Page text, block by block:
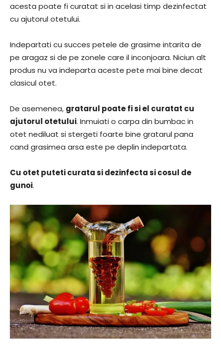
acesta poate fi curatat si in acelasi timp dezinfectat
cu ajutorul otetului.
Indepartati cu succes petele de grasime intarita de
pe aragaz si de pe zonele care il inconjoara. Niciun alt
produs nu va indeparta aceste pete mai bine decat
clasicul otet.
De asemenea, gratarul poate fi si el curatat cu
ajutorul otetului. Inmuiati o carpa din bumbac in
otet nediluat si stergeti foarte bine gratarul pana
cand grasimea arsa este pe deplin indepartata.
Cu otet puteti curata si dezinfecta si cosul de
gunoi.